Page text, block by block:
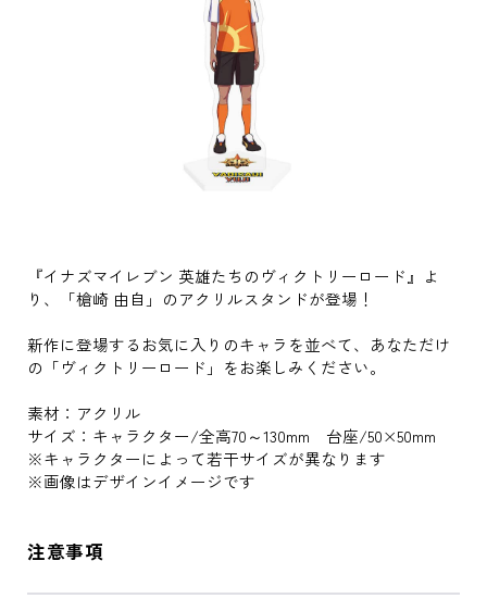
『イナズマイレブン 英雄たちのヴィクトリーロード』よ
り、「槍崎 由自」のアクリルスタンドが登場！
新作に登場するお気に入りのキャラを並べて、あなただけ
の「ヴィクトリーロード」をお楽しみください。
素材：アクリル
サイズ：キャラクター/全高70～130mm 台座/50×50mm
※キャラクターによって若干サイズが異なります
※画像はデザインイメージです
注意事項